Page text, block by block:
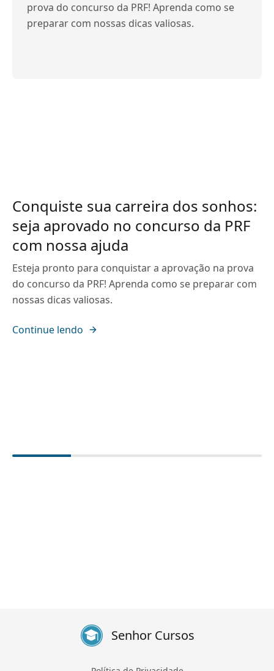
prova do concurso da PRF! Aprenda como se
preparar com nossas dicas valiosas.
Conquiste sua carreira dos sonhos:
seja aprovado no concurso da PRF
com nossa ajuda
Esteja pronto para conquistar a aprovação na prova
do concurso da PRF! Aprenda como se preparar com
nossas dicas valiosas.
Continue lendo
Senhor Cursos